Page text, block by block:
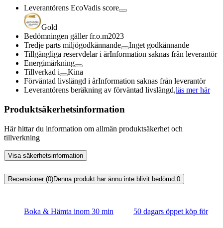
Leverantörens EcoVadis score
Gold
Bedömningen gäller fr.o.m2023
Tredje parts miljögodkännande
Inget godkännande
Tillgängliga reservdelar i årInformation saknas från leverantör
Energimärkning
Tillverkad i
Kina
Förväntad livslängd i årInformation saknas från leverantör
Leverantörens beräkning av förväntad livslängd,läs mer här
Produktsäkerhetsinformation
Här hittar du information om allmän produktsäkerhet och
tillverkning
Visa säkerhetsinformation
Recensioner (0)Denna produkt har ännu inte blivit bedömd. 0
Boka & Hämta inom 30 min 50 dagars öppet köp för